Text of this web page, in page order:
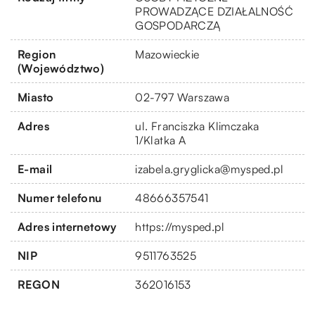
PROWADZĄCE DZIAŁALNOŚĆ
GOSPODARCZĄ
Region
(Województwo)
Mazowieckie
Miasto 02-797 Warszawa
Adres
ul. Franciszka Klimczaka
1/Klatka A
E-mail izabela.gryglicka@mysped.pl
Numer telefonu 48666357541
Adres internetowy https://mysped.pl
NIP 9511763525
REGON 362016153